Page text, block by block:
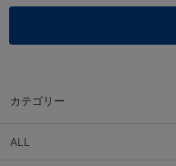
カテゴリー
ALL